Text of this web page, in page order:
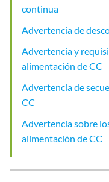
continua
Advertencia de
Advertencia y
alimentación de CC
Advertencia de
CC
Advertencia sobre
alimentación de CC